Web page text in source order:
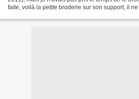
faite, voilà la petite broderie sur son support, il